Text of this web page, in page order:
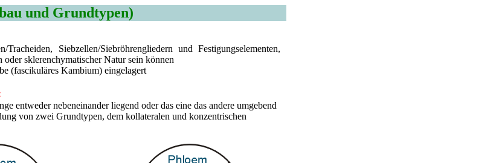
und Grundtypen)
Tracheiden, Siebzellen/Siebröhrengliedern und Festigungselementen,
oder sklerenchymatischer Natur sein können
(fascikuläres Kambium) eingelagert
entweder nebeneinander liegend oder das eine das andere umgebend
von zwei Grundtypen, dem kollateralen und konzentrischen